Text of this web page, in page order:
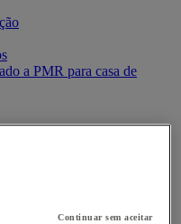
a PMR para casa de
Continuar sem aceitar